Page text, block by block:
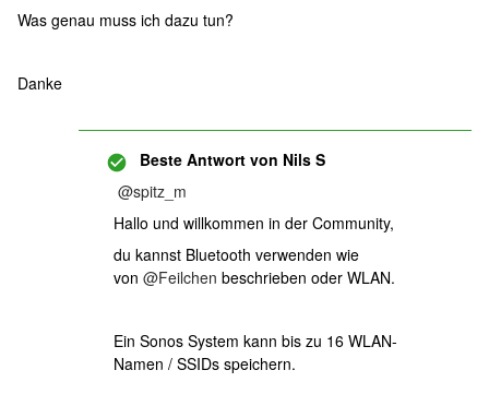
Was genau muss ich dazu tun?
Danke
Beste Antwort von Nils S
@spitz_m
Hallo und willkommen in der Community,
du kannst Bluetooth verwenden wie
von @Feilchen beschrieben oder WLAN.
Ein Sonos System kann bis zu 16 WLAN-
Namen / SSIDs speichern.